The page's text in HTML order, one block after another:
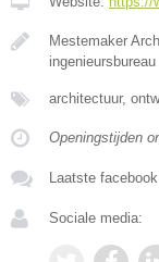
Mestemaker
ingenieursbureau
architectuur,
Openingstijden
Laatste
Sociale media: